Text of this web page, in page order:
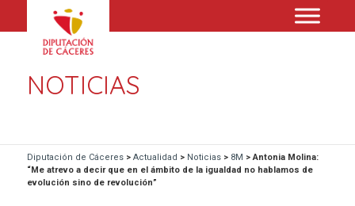
NOTICIAS
Diputación de Cáceres> Actualidad > Noticias> 8M >Antonia Molina:
“Me atrevo a decir que en el ámbito de la igualdad no hablamos de
evolución sino de revolución”